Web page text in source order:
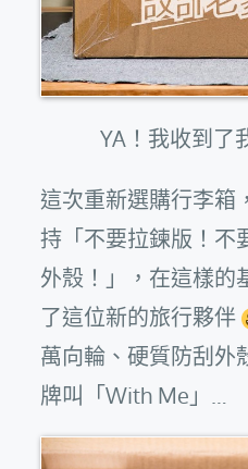
YA！我收到了
這次重新選購行李箱
持「不要拉鍊版！不
外殼！」，在這樣的
了這位新的旅行夥伴
萬向輪、硬質防刮外
牌叫「With Me」…